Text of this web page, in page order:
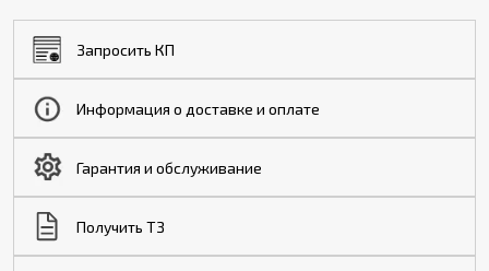
Запросить КП
Информация о доставке и оплате
Гарантия и обслуживание
Получить ТЗ